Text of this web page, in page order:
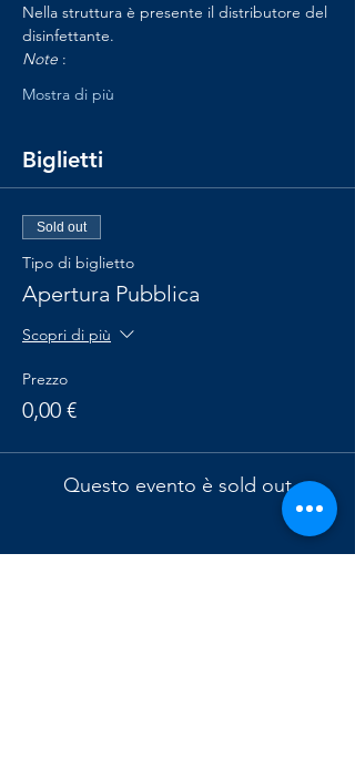
Nella struttura è presente il distributore del
disinfettante.
Note :
Mostra di più
Biglietti
Sold out
Tipo di biglietto
Apertura Pubblica
Scopri di più
Prezzo
0,00 €
Questo evento è sold out